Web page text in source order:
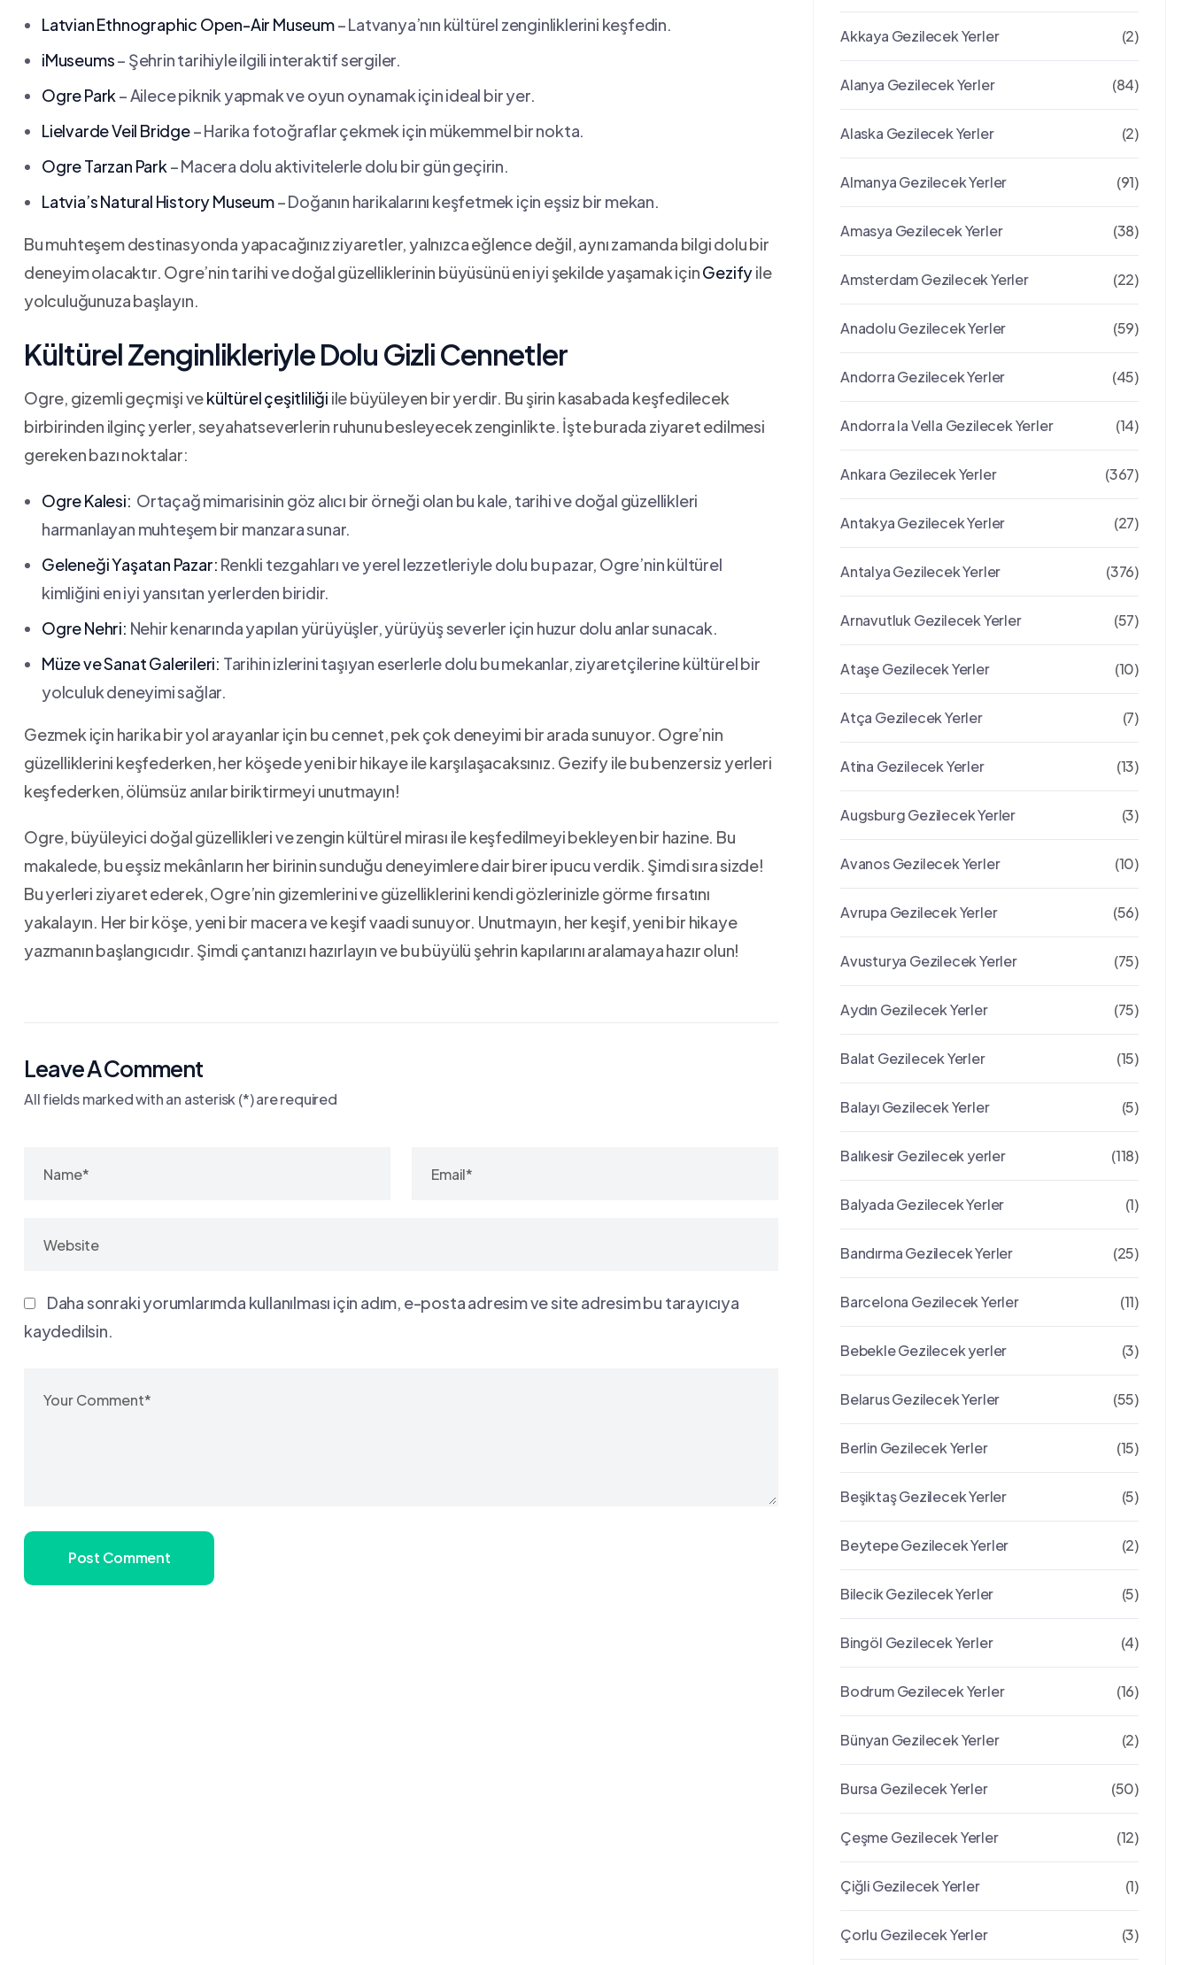
Latvian Ethnographic Open-Air Museum– Latvanya’nın kültürel zenginliklerini keşfedin.
iMuseums– Şehrin tarihiyle ilgili interaktif sergiler.
Ogre Park – Ailece piknik yapmak ve oyun oynamak için ideal bir​ yer.
Lielvarde Veil Bridge– Harika fotoğraflar çekmek için mükemmel bir nokta.
Ogre Tarzan Park – Macera dolu aktivitelerle dolu bir ‌gün geçirin.
Latvia’s Natural History Museum– Doğanın harikalarını keşfetmek için eşsiz bir mekan.
Bu muhteşem destinasyonda yapacağınız ziyaretler, yalnızca eğlence değil, aynı zamanda bilgi dolu bir
deneyim​ olacaktır. Ogre’nin tarihi ve doğal‍ güzelliklerinin büyüsünü en⁤ iyi‌ şekilde yaşamak içinGezifyile
yolculuğunuza başlayın.
Kültürel Zenginlikleriyle Dolu Gizli Cennetler
Ogre, gizemli geçmişi vekültürel çeşitliliği ile büyüleyen bir yerdir. Bu şirin kasabada keşfedilecek
birbirinden ilginç yerler, seyahatseverlerin ⁢ruhunu besleyecek⁢ zenginlikte. İşte burada ziyaret edilmesi
gereken bazı noktalar:
Ogre Kalesi: ⁤ Ortaçağ mimarisinin⁤ göz alıcı bir örneği olan bu kale, tarihi ve doğal güzellikleri
harmanlayan‌ muhteşem bir manzara sunar.
Geleneği Yaşatan Pazar: Renkli tezgahları ve yerel lezzetleriyle dolu ​bu pazar, Ogre’nin kültürel
kimliğini en iyi yansıtan yerlerden biridir.
Ogre Nehri: Nehir ⁣kenarında yapılan yürüyüşler, yürüyüş severler için huzur dolu anlar sunacak.
Müze ve Sanat Galerileri: Tarihin‍ izlerini taşıyan ‍eserlerle dolu bu mekanlar, ziyaretçilerine kültürel⁢ bir
yolculuk deneyimi sağlar.
Gezmek için harika bir yol arayanlar için bu cennet, pek çok deneyimi bir arada sunuyor. Ogre’nin
güzelliklerini keşfederken, her köşede yeni bir ⁤hikaye ile karşılaşacaksınız. Gezify ile ⁣bu ⁢benzersiz yerleri
⁢keşfederken, ölümsüz anılar biriktirmeyi unutmayın!
Ogre, büyüleyici doğal güzellikleri ve zengin kültürel mirası ile keşfedilmeyi bekleyen bir hazine. Bu
makalede, bu⁤ eşsiz mekânların her birinin sunduğu deneyimlere dair birer ipucu verdik. Şimdi sıra⁤ sizde!
Bu yerleri ziyaret⁢ ederek, Ogre’nin gizemlerini ve güzelliklerini kendi gözlerinizle görme fırsatını
yakalayın. Her bir⁣ köşe, yeni bir macera ve keşif vaadi sunuyor. Unutmayın, her keşif, yeni bir hikaye
yazmanın başlangıcıdır. Şimdi⁣ çantanızı hazırlayın ve bu büyülü şehrin kapılarını aralamaya hazır olun!
Leave A Comment
All fields marked with an asterisk (*) are required
Daha sonraki yorumlarımda kullanılması için adım, e-posta adresim ve site adresim bu tarayıcıya
kaydedilsin.
Post Comment
Akkaya Gezilecek Yerler (2)
Alanya Gezilecek Yerler (84)
Alaska Gezilecek Yerler (2)
Almanya Gezilecek Yerler (91)
Amasya Gezilecek Yerler (38)
Amsterdam Gezilecek Yerler (22)
Anadolu Gezilecek Yerler (59)
Andorra Gezilecek Yerler (45)
Andorra la Vella Gezilecek Yerler (14)
Ankara Gezilecek Yerler (367)
Antakya Gezilecek Yerler (27)
Antalya Gezilecek Yerler (376)
Arnavutluk Gezilecek Yerler (57)
Ataşe Gezilecek Yerler (10)
Atça Gezilecek Yerler (7)
Atina Gezilecek Yerler (13)
Augsburg Gezilecek Yerler (3)
Avanos Gezilecek Yerler (10)
Avrupa Gezilecek Yerler (56)
Avusturya Gezilecek Yerler (75)
Aydın Gezilecek Yerler (75)
Balat Gezilecek Yerler (15)
Balayı Gezilecek Yerler (5)
Balıkesir Gezilecek yerler (118)
Balyada Gezilecek Yerler (1)
Bandırma Gezilecek Yerler (25)
Barcelona Gezilecek Yerler (11)
Bebekle Gezilecek yerler (3)
Belarus Gezilecek Yerler (55)
Berlin Gezilecek Yerler (15)
Beşiktaş Gezilecek Yerler (5)
Beytepe Gezilecek Yerler (2)
Bilecik Gezilecek Yerler (5)
Bingöl Gezilecek Yerler (4)
Bodrum Gezilecek Yerler (16)
Bünyan Gezilecek Yerler (2)
Bursa Gezilecek Yerler (50)
Çeşme Gezilecek Yerler (12)
Çiğli Gezilecek Yerler (1)
Çorlu Gezilecek Yerler (3)